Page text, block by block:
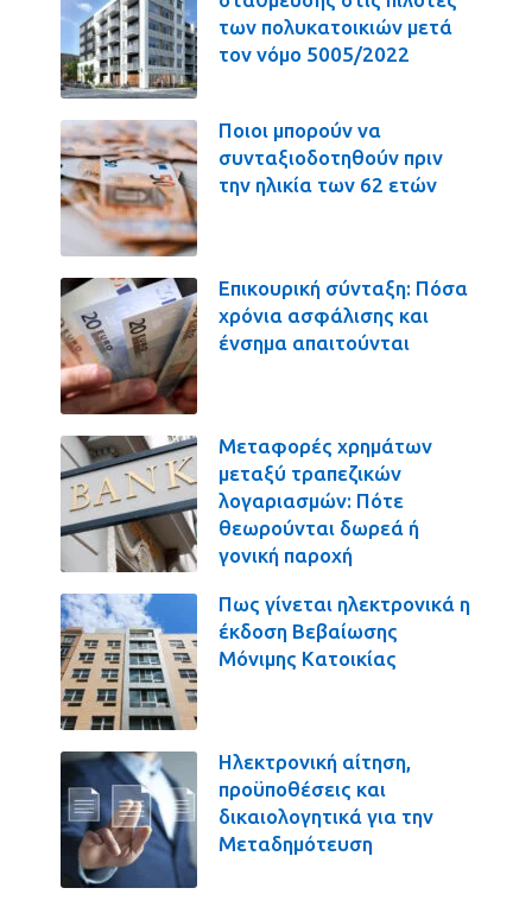
των πολυκατοικιών μετά
τον νόμο 5005/2022
Ποιοι μπορούν να
συνταξιοδοτηθούν πριν
την ηλικία των 62 ετών
Επικουρική σύνταξη: Πόσα
χρόνια ασφάλισης και
ένσημα απαιτούνται
Μεταφορές χρημάτων
μεταξύ τραπεζικών
λογαριασμών: Πότε
θεωρούνται δωρεά ή
γονική παροχή
Πως γίνεται ηλεκτρονικά η
έκδοση Βεβαίωσης
Μόνιμης Κατοικίας
Ηλεκτρονική αίτηση,
προϋποθέσεις και
δικαιολογητικά για την
Μεταδημότευση